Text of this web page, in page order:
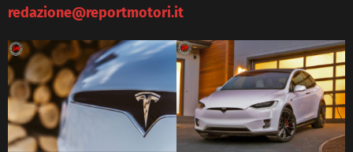
redazione@reportmotori.it